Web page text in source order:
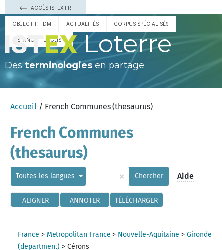
ACCÈS ISTEX.FR
OBJECTIF TDM ACTUALITÉS CORPUS SPÉCIALISÉS
ESPAÑOL ENGLISH Loterre
Des terminologies en partage
Accueil / French Communes (thesaurus)
French Communes
(thesaurus)
Toutes les langues × Chercher Aide
ALIGNER ANNOTER TÉLÉCHARGER
France > Metropolitan France > Nouvelle-Aquitaine >Gironde
(department) >Cérons